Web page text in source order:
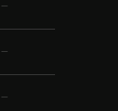
—
—
—